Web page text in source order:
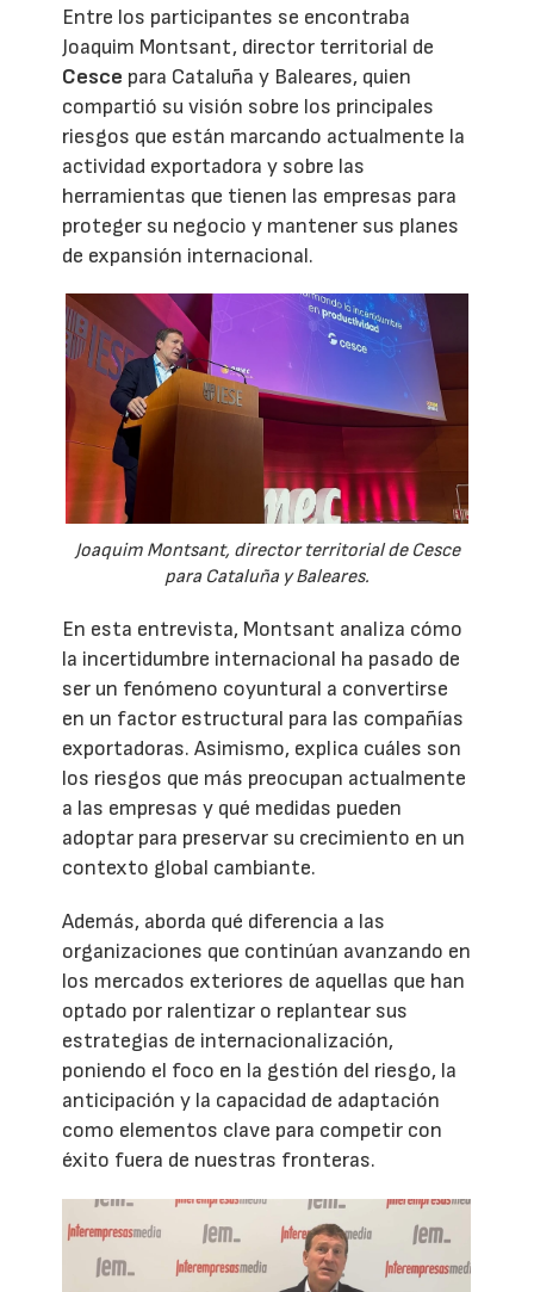
Entre los participantes se encontraba
Joaquim Montsant, director territorial de
Cesce para Cataluña y Baleares, quien
compartió su visión sobre los principales
riesgos que están marcando actualmente la
actividad exportadora y sobre las
herramientas que tienen las empresas para
proteger su negocio y mantener sus planes
de expansión internacional.
Joaquim Montsant, director territorial de Cesce
para Cataluña y Baleares.
En esta entrevista, Montsant analiza cómo
la incertidumbre internacional ha pasado de
ser un fenómeno coyuntural a convertirse
en un factor estructural para las compañías
exportadoras. Asimismo, explica cuáles son
los riesgos que más preocupan actualmente
a las empresas y qué medidas pueden
adoptar para preservar su crecimiento en un
contexto global cambiante.
Además, aborda qué diferencia a las
organizaciones que continúan avanzando en
los mercados exteriores de aquellas que han
optado por ralentizar o replantear sus
estrategias de internacionalización,
poniendo el foco en la gestión del riesgo, la
anticipación y la capacidad de adaptación
como elementos clave para competir con
éxito fuera de nuestras fronteras.